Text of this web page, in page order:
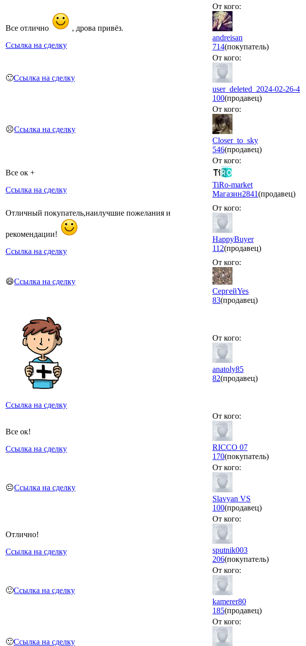
Все отлично
, дрова привёз.
Ссылка на сделку
От кого:
andreisan
714(покупатель)
🙂Ссылка на сделку
От кого:
user_deleted_2024-02-26-4
100(продавец)
☹️Ссылка на сделку
От кого:
Closer_to_sky
546(продавец)
Все ок +
Ссылка на сделку
От кого:
TiRo-market
Магазин2841(продавец)
Отличный покупатель,наилучшие пожелания и
рекомендации!
Ссылка на сделку
От кого:
HappyBuyer
112(продавец)
😄Ссылка на сделку
От кого:
СергейYes
83(продавец)
Ссылка на сделку
От кого:
anatoly85
82(продавец)
Все ок!
Ссылка на сделку
От кого:
RICCO 07
170(покупатель)
😐Ссылка на сделку
От кого:
Slavyan VS
100(продавец)
Отлично!
Ссылка на сделку
От кого:
sputnik003
206(покупатель)
🙂Ссылка на сделку
От кого:
kamerer80
185(продавец)
🙂Ссылка на сделку
От кого: